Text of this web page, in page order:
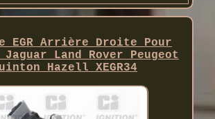
EGR Arrière Droite Pour
Land Rover Peugeot
Hazell XEGR34